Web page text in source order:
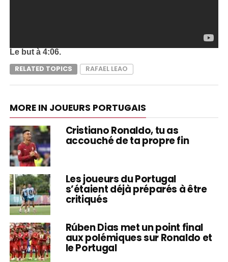
Le but à 4:06.
RELATED TOPICS
RAFAEL LEAO
MORE IN JOUEURS PORTUGAIS
Cristiano Ronaldo, tu as
accouché de ta propre fin
Les joueurs du Portugal
s’étaient déjà préparés à être
critiqués
Rúben Dias met un point final
aux polémiques sur Ronaldo et
le Portugal